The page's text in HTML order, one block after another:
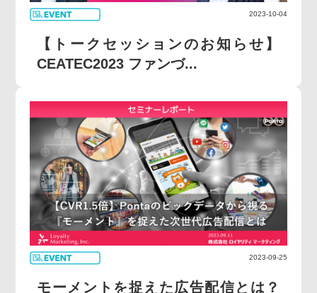
2023-10-04
【トークセッションのお知らせ】
CEATEC2023 ファンづ...
2023-09-25
モーメントを捉えた広告配信とは？